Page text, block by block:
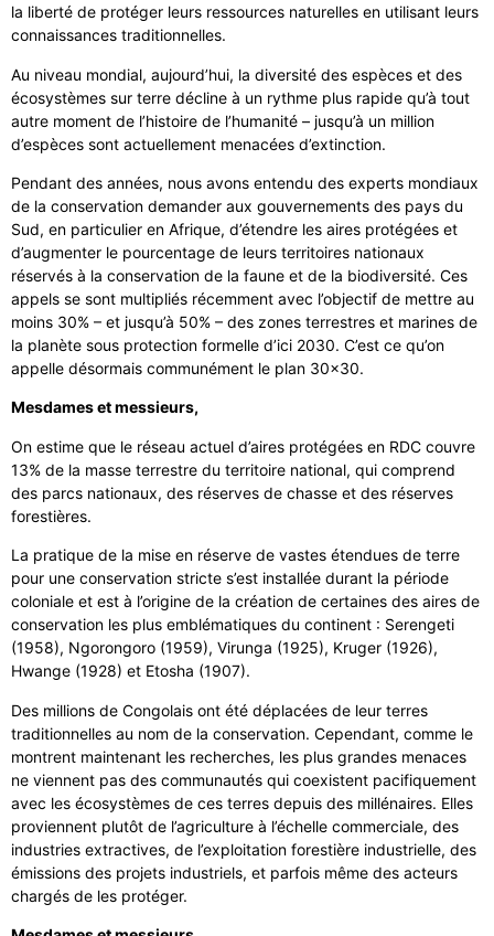
la liberté de protéger leurs ressources naturelles en utilisant leurs
connaissances traditionnelles.
Au niveau mondial, aujourd’hui, la diversité des espèces et des
écosystèmes sur terre décline à un rythme plus rapide qu’à tout
autre moment de l’histoire de l’humanité – jusqu’à un million
d’espèces sont actuellement menacées d’extinction.
Pendant des années, nous avons entendu des experts mondiaux
de la conservation demander aux gouvernements des pays du
Sud, en particulier en Afrique, d’étendre les aires protégées et
d’augmenter le pourcentage de leurs territoires nationaux
réservés à la conservation de la faune et de la biodiversité. Ces
appels se sont multipliés récemment avec l’objectif de mettre au
moins 30% – et jusqu’à 50% – des zones terrestres et marines de
la planète sous protection formelle d’ici 2030. C’est ce qu’on
appelle désormais communément le plan 30×30.
Mesdames et messieurs,
On estime que le réseau actuel d’aires protégées en RDC couvre
13% de la masse terrestre du territoire national, qui comprend
des parcs nationaux, des réserves de chasse et des réserves
forestières.
La pratique de la mise en réserve de vastes étendues de terre
pour une conservation stricte s’est installée durant la période
coloniale et est à l’origine de la création de certaines des aires de
conservation les plus emblématiques du continent : Serengeti
(1958), Ngorongoro (1959), Virunga (1925), Kruger (1926),
Hwange (1928) et Etosha (1907).
Des millions de Congolais ont été déplacées de leur terres
traditionnelles au nom de la conservation. Cependant, comme le
montrent maintenant les recherches, les plus grandes menaces
ne viennent pas des communautés qui coexistent pacifiquement
avec les écosystèmes de ces terres depuis des millénaires. Elles
proviennent plutôt de l’agriculture à l’échelle commerciale, des
industries extractives, de l’exploitation forestière industrielle, des
émissions des projets industriels, et parfois même des acteurs
chargés de les protéger.